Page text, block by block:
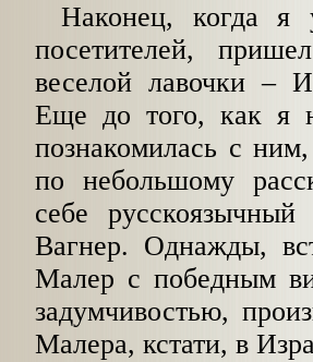
Наконец, когда я
посетителей,
веселой лавочки –
Еще до того, как я
познакомилась с
по небольшому
себе
Вагнер. Однажды,
Малер с победным
задумчивостью,
Малера, кстати, в